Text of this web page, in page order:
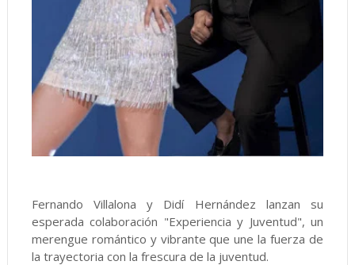
Fernando Villalona y Didí Hernández lanzan su
esperada colaboración "Experiencia y Juventud", un
merengue romántico y vibrante que une la fuerza de
la trayectoria con la frescura de la juventud.